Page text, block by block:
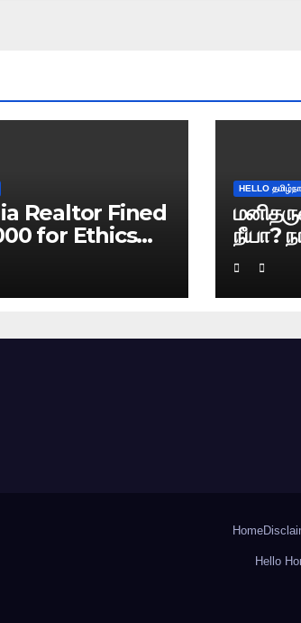
Realtor Fined
for Ethics
HELLO
நீயா?
Home
Hello